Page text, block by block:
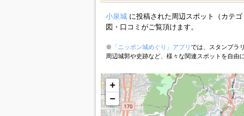
小泉城に投稿された周辺スポット（カテ
図・口コミがご覧頂けます。
※ 「ニッポン城めぐり」アプリ では、スタンプラ
周辺城郭や史跡など、様々な関連スポットを自由
+
−